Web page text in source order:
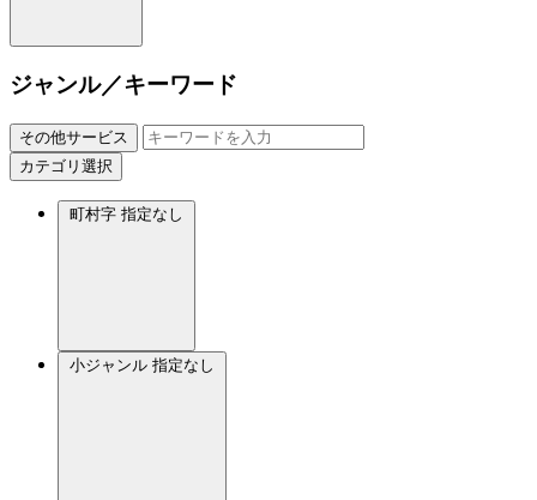
ジャンル／キーワード
その他サービス
カテゴリ選択
町村字 指定なし
小ジャンル 指定なし